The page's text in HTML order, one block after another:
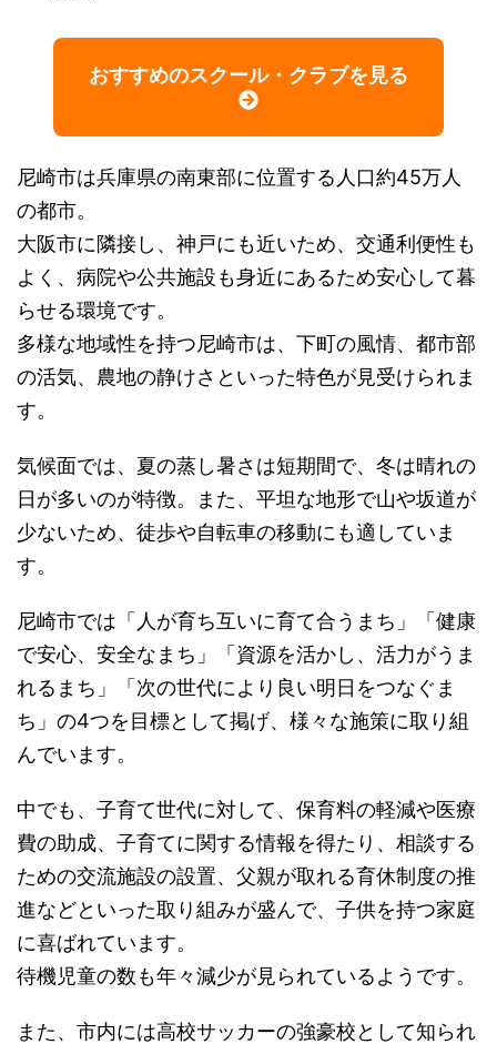
おすすめのスクール・クラブを見る
尼崎市は兵庫県の南東部に位置する人口約45万人
の都市。
大阪市に隣接し、神戸にも近いため、交通利便性も
よく、病院や公共施設も身近にあるため安心して暮
らせる環境です。
多様な地域性を持つ尼崎市は、下町の風情、都市部
の活気、農地の静けさといった特色が見受けられま
す。
気候面では、夏の蒸し暑さは短期間で、冬は晴れの
日が多いのが特徴。また、平坦な地形で山や坂道が
少ないため、徒歩や自転車の移動にも適していま
す。
尼崎市では「人が育ち互いに育て合うまち」「健康
で安心、安全なまち」「資源を活かし、活力がうま
れるまち」「次の世代により良い明日をつなぐま
ち」の4つを目標として掲げ、様々な施策に取り組
んでいます。
中でも、子育て世代に対して、保育料の軽減や医療
費の助成、子育てに関する情報を得たり、相談する
ための交流施設の設置、父親が取れる育休制度の推
進などといった取り組みが盛んで、子供を持つ家庭
に喜ばれています。
待機児童の数も年々減少が見られているようです。
また、市内には高校サッカーの強豪校として知られ